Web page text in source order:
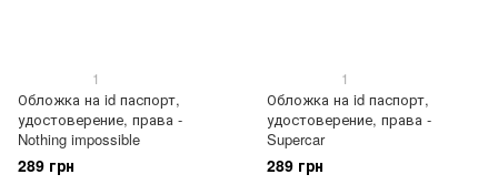
1
Обложка на id паспорт,
удостоверение, права -
Nothing impossible
289 грн
1
Обложка на id паспорт,
удостоверение, права -
Supercar
289 грн